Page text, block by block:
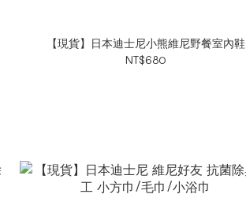
【現貨】日本迪士尼小熊維尼野餐室內鞋
NT$680